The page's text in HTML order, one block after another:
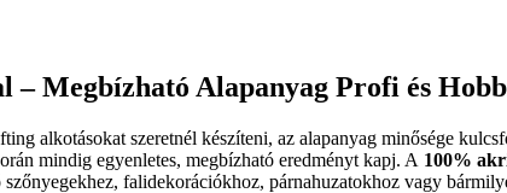
–Megbízható Alapanyag Profi és
alkotásokat szeretnél készíteni, az alapanyag minősége
mindig egyenletes, megbízható eredményt kapj. A 100%
falidekorációkhoz, párnahuzatokhoz vagy